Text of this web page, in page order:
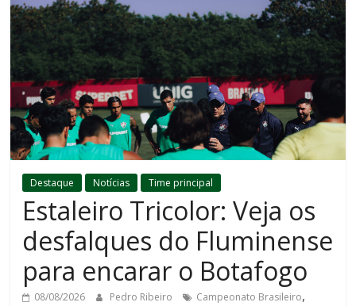
Destaque Notícias Time principal
Estaleiro Tricolor: Veja os
desfalques do Fluminense
para encarar o Botafogo
08/08/2026 Pedro Ribeiro Campeonato Brasileiro,